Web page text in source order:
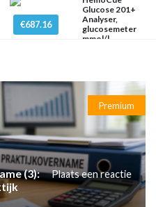
€687.16
Glucose 201+
Analyser,
glucosemeter
mmol/l
Premium
(3):
Plaats een reactie